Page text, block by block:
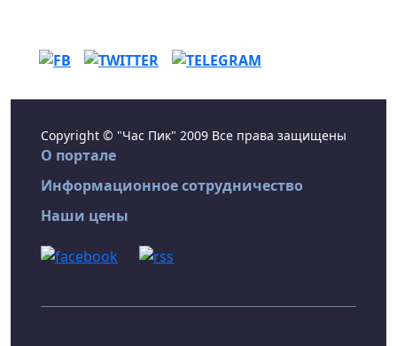
Copyright © "Час Пик" 2009 Все права защищены
О портале
Информационное сотрудничество
Наши цены